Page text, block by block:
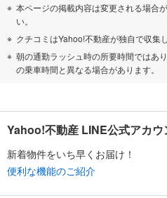
本ページの掲載内容は変更される場合
い。
クチコミはYahoo!不動産が独自で収集
朝の通勤ラッシュ時の所要時間ではあ
の乗車時間と異なる場合があります。
Yahoo!不動産 LINE公式アカウ
新着物件をいち早くお届け！
便利な機能のご紹介